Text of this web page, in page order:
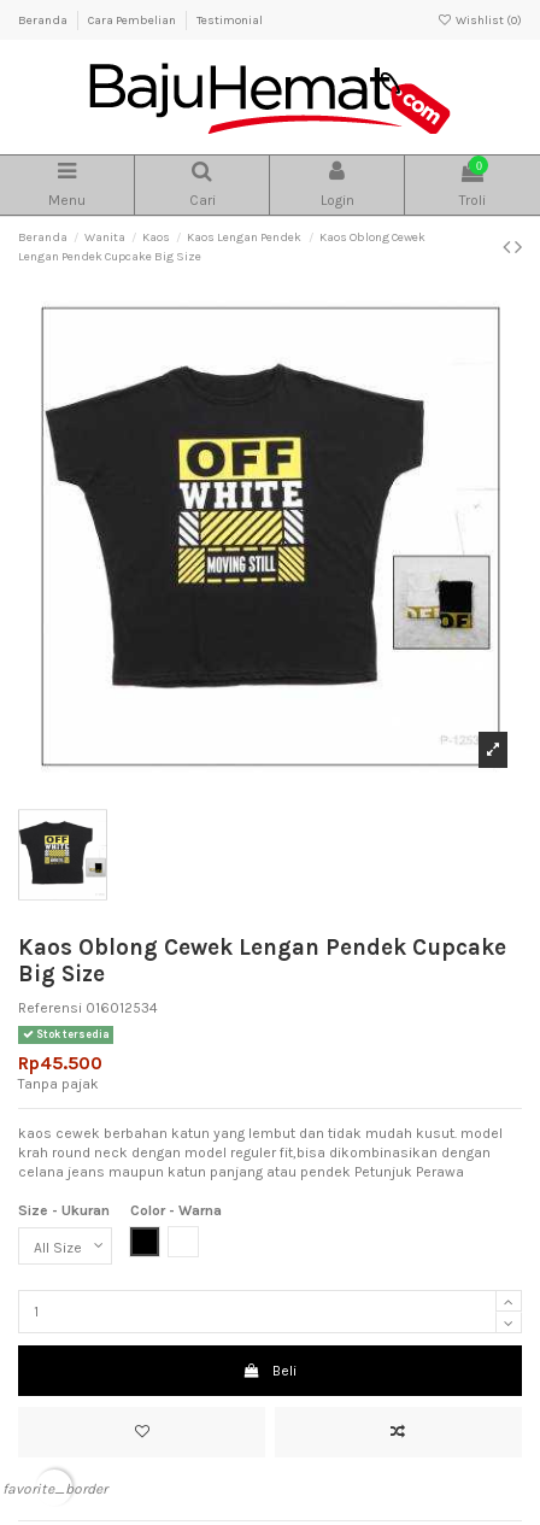
Beranda Cara Pembelian Testimonial Wishlist (0)
Menu Cari Login
0
Troli
Beranda Wanita Kaos Kaos Lengan Pendek
Kaos Oblong Cewek
Lengan Pendek Cupcake Big Size
Kaos Oblong Cewek Lengan Pendek Cupcake
Big Size
Referensi 016012534
Stok tersedia
Rp45.500
Tanpa pajak
kaos cewek berbahan katun yang lembut dan tidak mudah kusut. model
krah round neck dengan model reguler fit,bisa dikombinasikan dengan
celana jeans maupun katun panjang atau pendek Petunjuk Perawa
Size - Ukuran
Color - Warna
Beli
favorite_border